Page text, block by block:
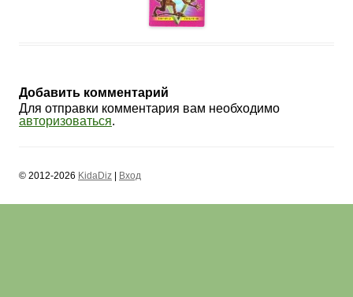
Добавить комментарий
Для отправки комментария вам необходимо
авторизоваться.
© 2012-2026 KidaDiz Вход